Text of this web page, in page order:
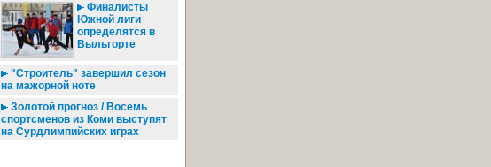
Финалисты
Южной лиги
определятся в
Выльгорте
"Строитель" завершил сезон
на мажорной ноте
Золотой прогноз / Восемь
спортсменов из Коми выступят
на Сурдлимпийских играх